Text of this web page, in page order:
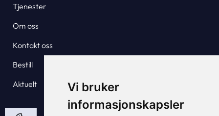
Vi bruker
informasjonskapsler
Tjenester
Om oss
Kontakt oss
Bestill
Aktuelt